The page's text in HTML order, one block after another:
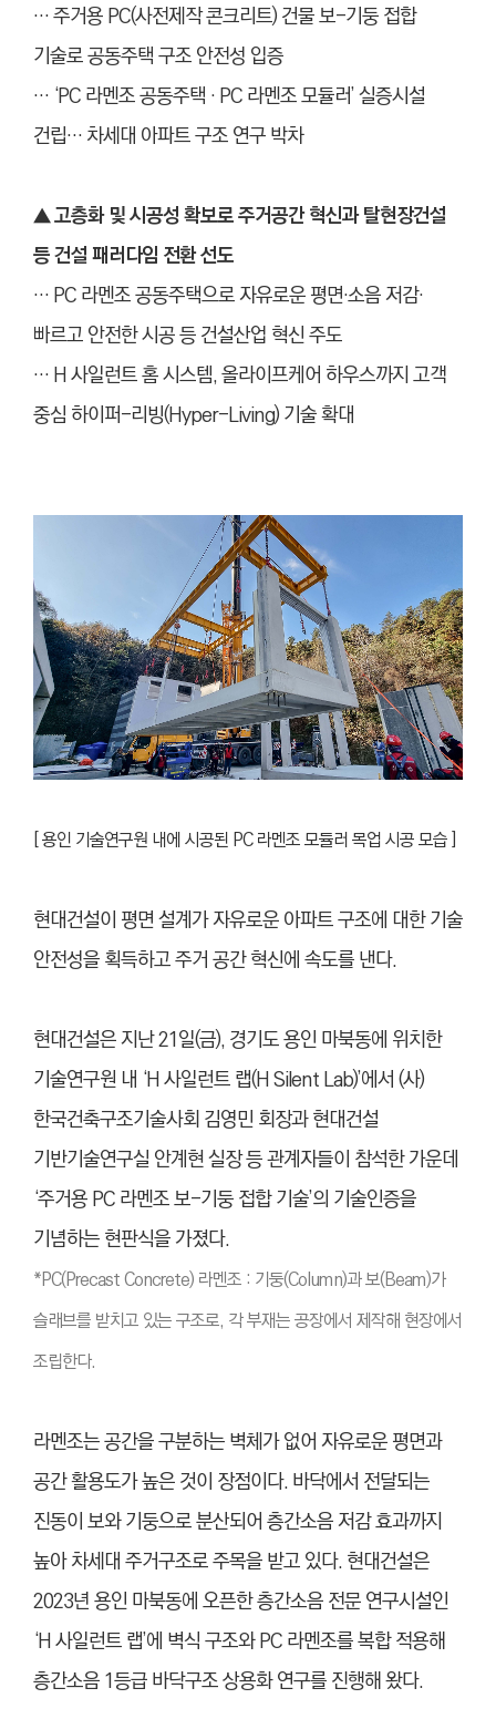
… 주거용 PC(사전제작 콘크리트) 건물 보-기둥 접합
기술로 공동주택 구조 안전성 입증
… ‘PC 라멘조공동주택 · PC 라멘조 모듈러’ 실증시설
건립… 차세대 아파트 구조 연구 박차
▲고층화 및 시공성 확보로 주거공간 혁신과 탈현장건설
등 건설 패러다임 전환 선도
… PC 라멘조 공동주택으로 자유로운 평면·소음 저감·
빠르고 안전한 시공 등 건설산업 혁신 주도
… H 사일런트 홈 시스템, 올라이프케어 하우스까지 고객
중심 하이퍼-리빙(Hyper-Living) 기술 확대
[용인 기술연구원 내에 시공된 PC 라멘조 모듈러 목업 시공 모습 ]
현대건설이 평면 설계가 자유로운 아파트 구조에 대한 기술
안전성을 획득하고 주거 공간 혁신에 속도를 낸다.
현대건설은 지난 21일(금), 경기도 용인 마북동에 위치한
기술연구원 내 ‘H 사일런트 랩(H Silent Lab)’에서 (사)
한국건축구조기술사회 김영민 회장과 현대건설
기반기술연구실 안계현 실장 등 관계자들이 참석한 가운데
‘주거용 PC 라멘조 보-기둥 접합 기술’의 기술인증을
기념하는 현판식을 가졌다.
*PC(Precast Concrete) 라멘조 : 기둥(Column)과 보(Beam)가
슬래브를 받치고 있는 구조로, 각 부재는 공장에서 제작해 현장에서
조립한다.
라멘조는 공간을 구분하는 벽체가 없어 자유로운 평면과
공간 활용도가 높은 것이 장점이다. 바닥에서 전달되는
진동이 보와 기둥으로 분산되어 층간소음 저감 효과까지
높아 차세대 주거구조로 주목을 받고 있다. 현대건설은
2023년 용인 마북동에 오픈한 층간소음 전문 연구시설인
‘H 사일런트 랩’에 벽식 구조와 PC 라멘조를 복합 적용해
층간소음 1등급 바닥구조 상용화 연구를 진행해 왔다.